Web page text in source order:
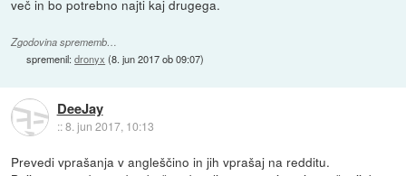
več in bo potrebno najti kaj drugega.
Zgodovina sprememb…
spremenil:dronyx (8. jun 2017 ob 09:07)
DeeJay
::8. jun 2017, 10:13
Prevedi vprašanja v angleščino in jih vprašaj na redditu.